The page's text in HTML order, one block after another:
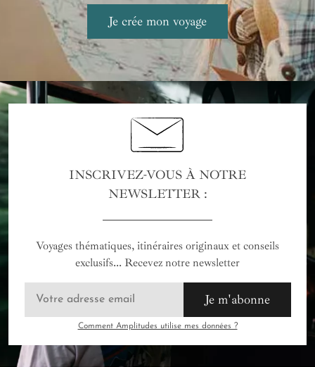
INSCRIVEZ-VOUS À NOTRE
NEWSLETTER :
Voyages thématiques, itinéraires originaux et conseils
exclusifs... Recevez notre newsletter
Je m'abonne
Comment Amplitudes utilise mes données ?